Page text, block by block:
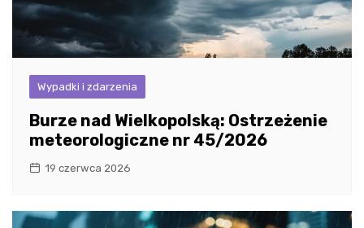
Wypadki i zdarzenia
Burze nad Wielkopolską: Ostrzeżenie
meteorologiczne nr 45/2026
19 czerwca 2026